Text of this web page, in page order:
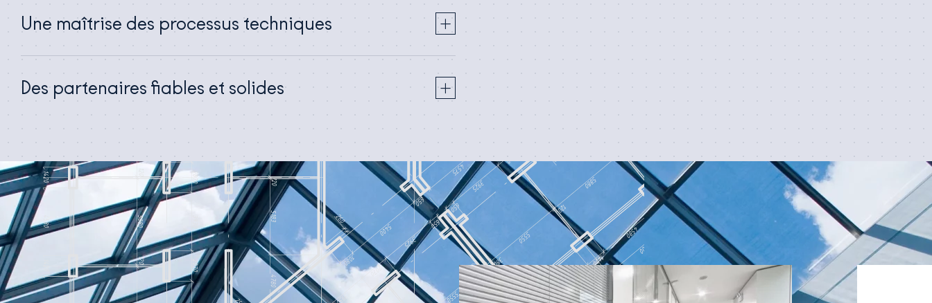
Une maîtrise des processus techniques
Des partenaires fiables et solides